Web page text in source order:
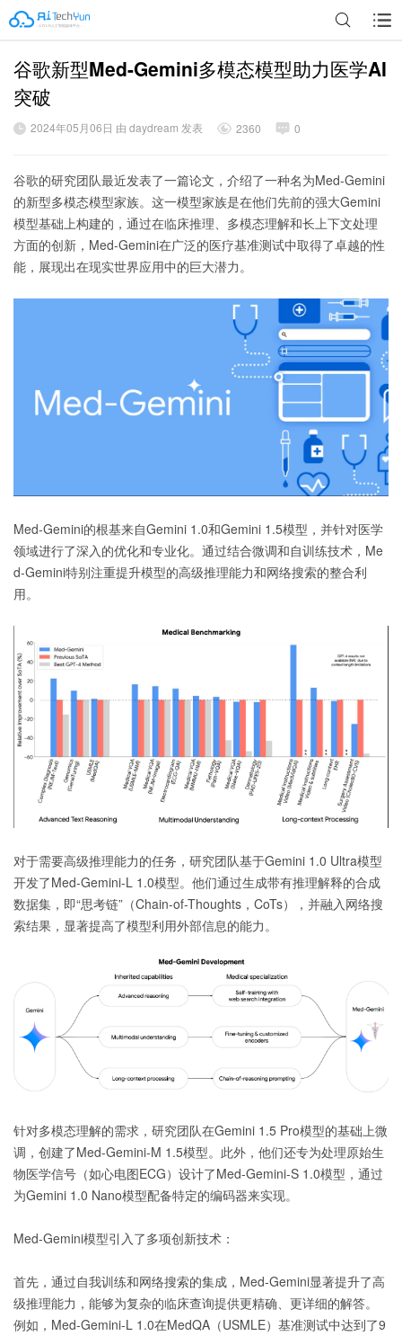
谷歌新型Med-Gemini多模态模型助力医学AI
突破
2024年05月06日 由 daydream 发表 2360 0
谷歌的研究团队最近发表了一篇论文，介绍了一种名为Med-Gemini
的新型多模态模型家族。这一模型家族是在他们先前的强大Gemini
模型基础上构建的，通过在临床推理、多模态理解和长上下文处理
方面的创新，Med-Gemini在广泛的医疗基准测试中取得了卓越的性
能，展现出在现实世界应用中的巨大潜力。
Med-Gemini的根基来自Gemini 1.0和Gemini 1.5模型，并针对医学
领域进行了深入的优化和专业化。通过结合微调和自训练技术，Me
d-Gemini特别注重提升模型的高级推理能力和网络搜索的整合利
用。
对于需要高级推理能力的任务，研究团队基于Gemini 1.0 Ultra模型
开发了Med-Gemini-L 1.0模型。他们通过生成带有推理解释的合成
数据集，即“思考链”（Chain-of-Thoughts，CoTs），并融入网络搜
索结果，显著提高了模型利用外部信息的能力。
针对多模态理解的需求，研究团队在Gemini 1.5 Pro模型的基础上微
调，创建了Med-Gemini-M 1.5模型。此外，他们还专为处理原始生
物医学信号（如心电图ECG）设计了Med-Gemini-S 1.0模型，通过
为Gemini 1.0 Nano模型配备特定的编码器来实现。
Med-Gemini模型引入了多项创新技术：
首先，通过自我训练和网络搜索的集成，Med-Gemini显著提升了高
级推理能力，能够为复杂的临床查询提供更精确、更详细的解答。
例如，Med-Gemini-L 1.0在MedQA（USMLE）基准测试中达到了9